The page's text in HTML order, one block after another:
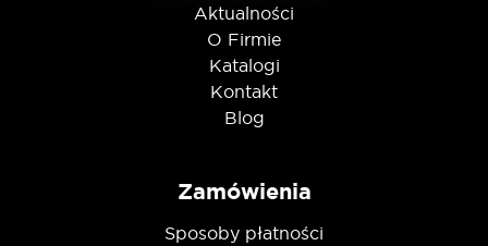
Aktualności
O Firmie
Katalogi
Kontakt
Blog
Zamówienia
Sposoby płatności